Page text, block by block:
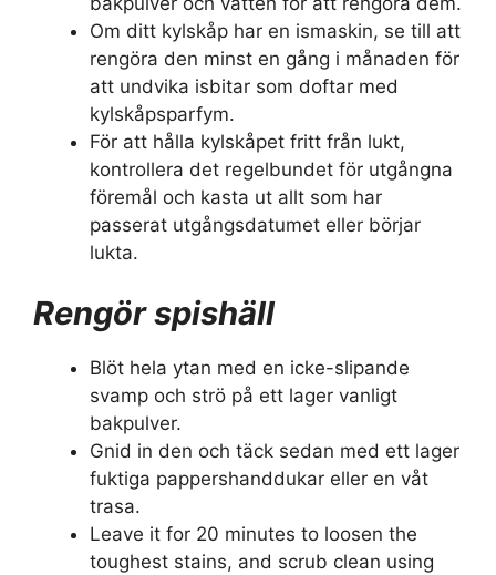
Om ditt kylskåp har en ismaskin, se till att
rengöra den minst en gång i månaden för
att undvika isbitar som doftar med
kylskåpsparfym.
För att hålla kylskåpet fritt från lukt,
kontrollera det regelbundet för utgångna
föremål och kasta ut allt som har
passerat utgångsdatumet eller börjar
lukta.
Rengör spishäll
Blöt hela ytan med en icke-slipande
svamp och strö på ett lager vanligt
bakpulver.
Gnid in den och täck sedan med ett lager
fuktiga pappershanddukar eller en våt
trasa.
Leave it for 20 minutes to loosen the
toughest stains, and scrub clean using